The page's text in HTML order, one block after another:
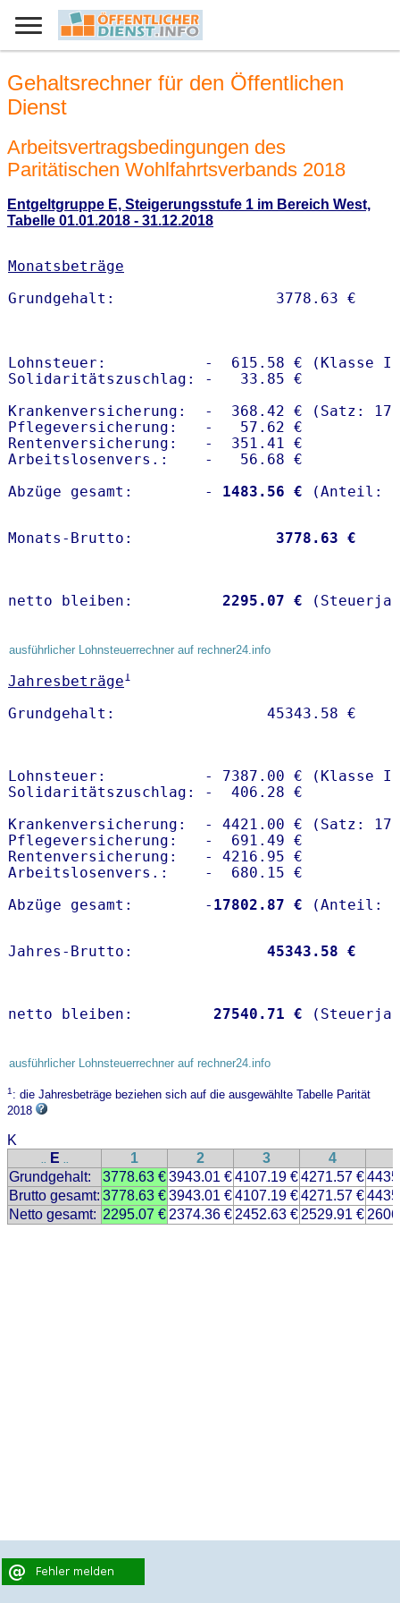
Gehaltsrechner für den Öffentlichen
Dienst
Arbeitsvertragsbedingungen des
Paritätischen Wohlfahrtsverbands 2018
Entgeltgruppe E, Steigerungsstufe 1 im Bereich West,
Tabelle 01.01.2018 - 31.12.2018
Monatsbeträge
Lohnsteuer:           -  615.58 € (Klasse I)
Solidaritätszuschlag: -   33.85 €
Krankenversicherung:  -  368.42 € (Satz:
Pflegeversicherung:   -   57.62 €
Rentenversicherung:   -  351.41 €
Arbeitslosenvers.:    -   56.68 €
Abzüge gesamt:        -
1483.56 €
Monats-Brutto: 3778.63 €
netto bleiben: 2295.07 €
ausführlicher Lohnsteuerrechner auf rechner24.info
Jahresbeträge1
Lohnsteuer:           - 7387.00 € (Klasse I)
Solidaritätszuschlag: -  406.28 €
Krankenversicherung:  - 4421.00 € (Satz:
Pflegeversicherung:   -  691.49 €
Rentenversicherung:   - 4216.95 €
Arbeitslosenvers.:    -  680.15 €
Abzüge gesamt:        - 17802.87 €
Jahres-Brutto: 45343.58 €
netto bleiben: 27540.71 €
ausführlicher Lohnsteuerrechner auf rechner24.info
1: die Jahresbeträge beziehen sich auf die ausgewählte Tabelle Parität
2018
K
.. E .. 1 2 3 4
Grundgehalt:
3778.63 €3943.01 €4107.19 €4271.57 €
Brutto gesamt: 3778.63 €3943.01 €4107.19 €4271.57 €
Netto gesamt: 2295.07 € 2374.36 € 2452.63 € 2529.91 €